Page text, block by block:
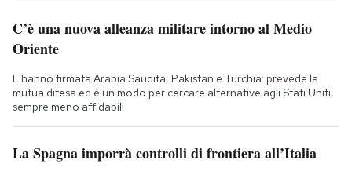
C’è una nuova alleanza militare intorno al Medio
Oriente
L'hanno firmata Arabia Saudita, Pakistan e Turchia: prevede la
mutua difesa ed è un modo per cercare alternative agli Stati Uniti,
sempre meno affidabili
La Spagna imporrà controlli di frontiera all’Italia